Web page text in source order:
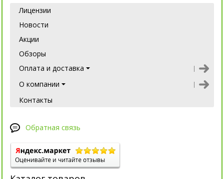
Лицензии
Новости
Акции
Обзоры
Оплата и доставка
О компании
Контакты
Обратная связь